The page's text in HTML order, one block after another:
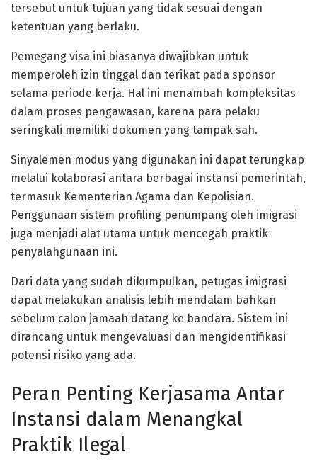
tersebut untuk tujuan yang tidak sesuai dengan
ketentuan yang berlaku.
Pemegang visa ini biasanya diwajibkan untuk
memperoleh izin tinggal dan terikat pada sponsor
selama periode kerja. Hal ini menambah kompleksitas
dalam proses pengawasan, karena para pelaku
seringkali memiliki dokumen yang tampak sah.
Sinyalemen modus yang digunakan ini dapat terungkap
melalui kolaborasi antara berbagai instansi pemerintah,
termasuk Kementerian Agama dan Kepolisian.
Penggunaan sistem profiling penumpang oleh imigrasi
juga menjadi alat utama untuk mencegah praktik
penyalahgunaan ini.
Dari data yang sudah dikumpulkan, petugas imigrasi
dapat melakukan analisis lebih mendalam bahkan
sebelum calon jamaah datang ke bandara. Sistem ini
dirancang untuk mengevaluasi dan mengidentifikasi
potensi risiko yang ada.
Peran Penting Kerjasama Antar
Instansi dalam Menangkal
Praktik Ilegal